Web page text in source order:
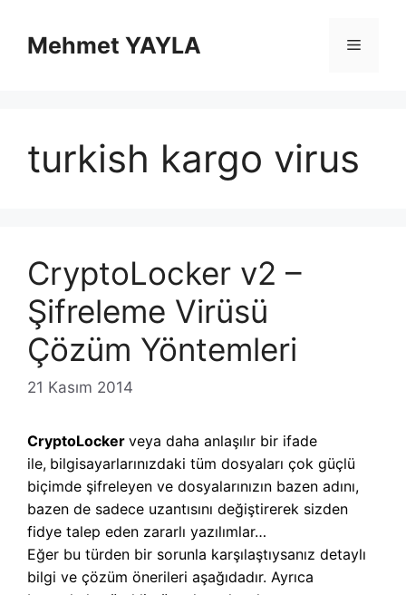
Mehmet YAYLA Menü
turkish kargo virus
CryptoLocker v2 –
Şifreleme Virüsü
Çözüm Yöntemleri
21 Kasım 2014
CryptoLocker veya daha anlaşılır bir ifade
ile, bilgisayarlarınızdaki tüm dosyaları çok güçlü
biçimde şifreleyen ve dosyalarınızın bazen adını,
bazen de sadece uzantısını değiştirerek sizden
fidye talep eden zararlı yazılımlar…
Eğer bu türden bir sorunla karşılaştıysanız detaylı
bilgi ve çözüm önerileri aşağıdadır. Ayrıca